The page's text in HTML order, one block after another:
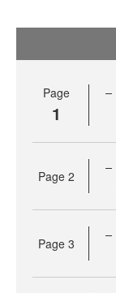
Page
1
Page 2
Page 3